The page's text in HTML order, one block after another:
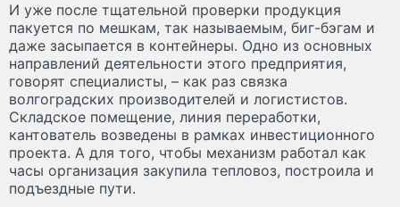
И уже после тщательной проверки продукция
пакуется по мешкам, так называемым, биг-бэгам и
даже засыпается в контейнеры. Одно из основных
направлений деятельности этого предприятия,
говорят специалисты, – как раз связка
волгоградских производителей и логистистов.
Складское помещение, линия переработки,
кантователь возведены в рамках инвестиционного
проекта. А для того, чтобы механизм работал как
часы организация закупила тепловоз, построила и
подъездные пути.